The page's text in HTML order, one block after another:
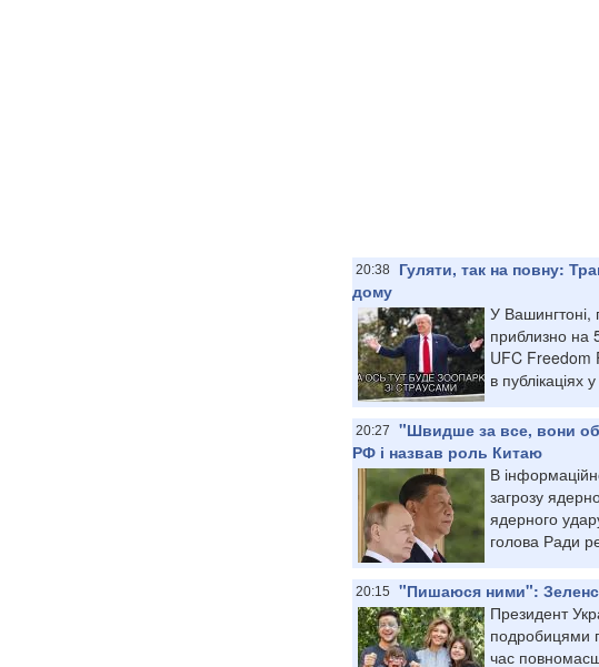
20:38
Гуляти, так на повну:
дому
У Вашингтоні,
приблизно на
UFC Freedom
в
20:27
"Швидше за все, вони
РФ і назвав роль Китаю
В
загрозу
ядерного
голова Ради
20:15
"Пишаюся ними":
Президент
подробицями
час